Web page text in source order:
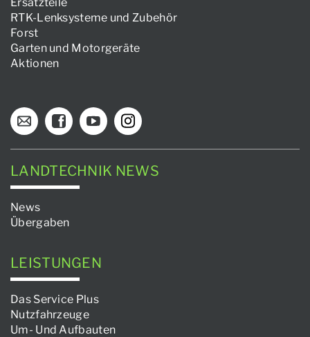
RTK-Lenksysteme und Zubehör
Forst
Garten und Motorgeräte
Aktionen
LANDTECHNIK NEWS
News
Übergaben
LEISTUNGEN
Das Service Plus
Nutzfahrzeuge
Um- Und Aufbauten